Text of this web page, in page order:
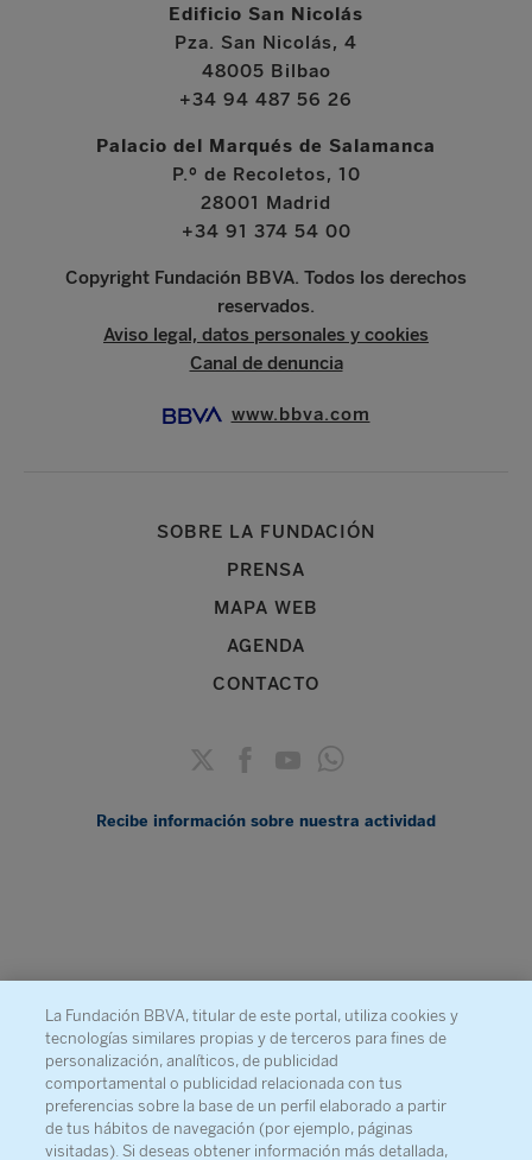
Edificio San Nicolás
Pza. San Nicolás, 4
48005 Bilbao
+34 94 487 56 26
Palacio del Marqués de Salamanca
P.º de Recoletos, 10
28001 Madrid
+34 91 374 54 00
Copyright Fundación BBVA. Todos los derechos
reservados.
Aviso legal, datos personales y cookies
Canal de denuncia
www.bbva.com
SOBRE LA FUNDACIÓN
PRENSA
MAPA WEB
AGENDA
CONTACTO
Recibe información sobre nuestra actividad
La Fundación BBVA, titular de este portal, utiliza cookies y
tecnologías similares propias y de terceros para fines de
personalización, analíticos, de publicidad
comportamental o publicidad relacionada con tus
preferencias sobre la base de un perfil elaborado a partir
de tus hábitos de navegación (por ejemplo, páginas
visitadas). Si deseas obtener información más detallada,